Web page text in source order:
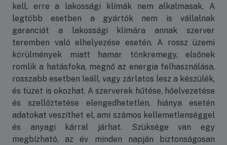
kell, erre a lakossági klímák nem alkalmasak. A
legtöbb esetben a gyártók nem is vállalnak
garanciát a lakossági klímára annak szerver
teremben való elhelyezése esetén. A rossz üzemi
körülmények miatt hamar tönkremegy, elsőnek
romlik a hatásfoka, megnő az energia felhasználása,
rosszabb esetben leáll, vagy zárlatos lesz a készülék,
és tüzet is okozhat. A szerverek hűtése, hőelvezetése
és szellőztetése elengedhetetlen, hiánya esetén
adatokat veszíthet el, ami számos kellemetlenséggel
és anyagi kárral járhat. Szüksége van egy
megbízható, az év minden napján biztonságosan